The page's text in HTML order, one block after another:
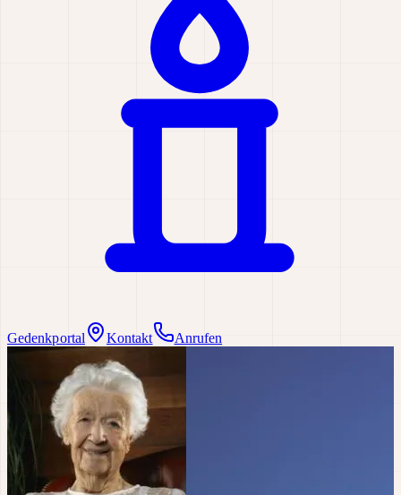
Gedenkportal Kontakt Anrufen